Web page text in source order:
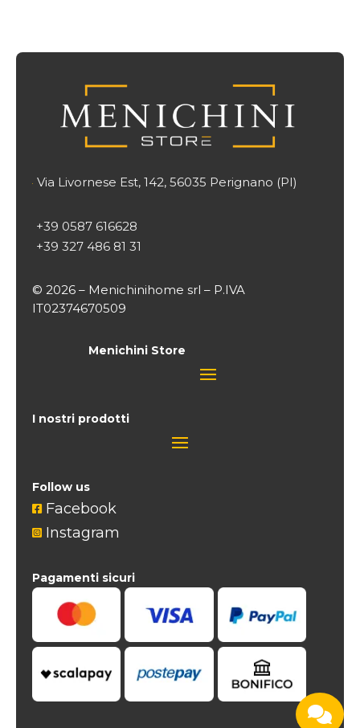
Via Livornese Est, 142, 56035 Perignano (PI)
+39 0587 616628
+39 327 486 81 31
© 2026 – Menichinihome srl – P.IVA
IT02374670509
Menichini Store
I nostri prodotti
Follow us
 Facebook
 Instagram
Pagamenti sicuri